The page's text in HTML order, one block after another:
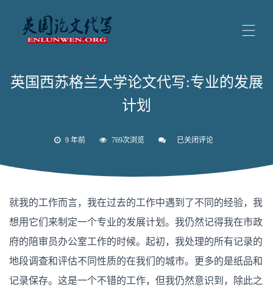
英国西苏格兰大学论文代写:专业的发展
计划
9 年前 769次浏览
英
大
论
代
专
业
的
已关闭评论
就我的工作而言，我在过去的工作中遇到了不同的经验，我
想用它们来制定一个专业的发展计划。我仍然记得我在市政
府的陪审员办公室工作的时候。起初，我处理的所有记录的
地段调查和评估不同性质的在我们的城市。更多的是纸品和
记录保存。这是一个不错的工作，但我仍然意识到，除此之